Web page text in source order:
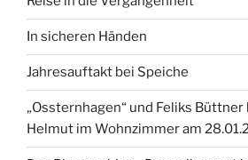
In sicheren Händen
Jahresauftakt bei Speiche
„Ossternhagen“ und Feliks Büttner
Helmut im Wohnzimmer am